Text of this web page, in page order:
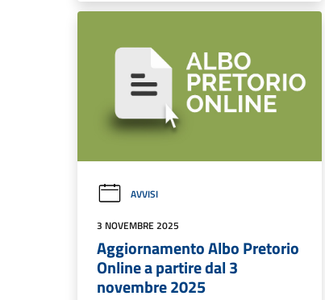
AVVISI
3 NOVEMBRE 2025
Aggiornamento Albo Pretorio
Online a partire dal 3
novembre 2025